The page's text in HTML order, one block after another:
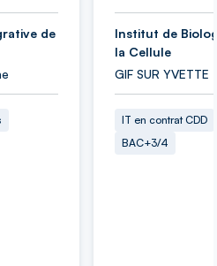
de
Institut de
la Cellule
GIF SUR YVETTE
IT en contrat CDD
BAC+3/4